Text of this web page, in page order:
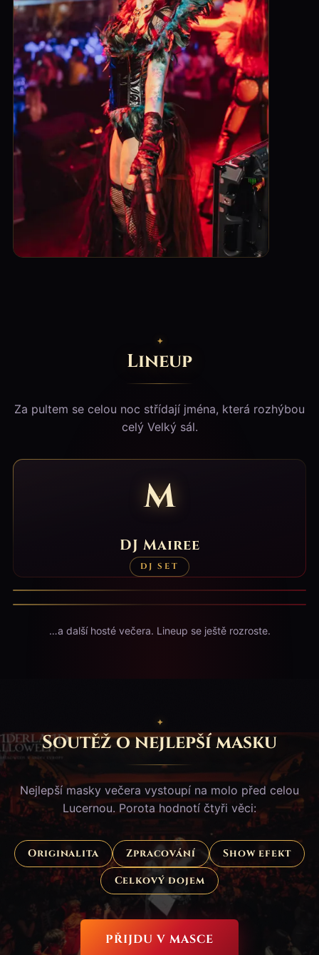
Lineup
Za pultem se celou noc střídají jména, která rozhýbou
celý Velký sál.
M
DJ Mairee
DJ SET
Mike Frost
DJ SET
Jarakuda DJs
DJ SET · 30+ LET ZKUŠENOSTÍ
…a další hosté večera. Lineup se ještě rozroste.
Soutěž o nejlepší masku
Nejlepší masky večera vystoupí na molo před celou
Lucernou. Porota hodnotí čtyři věci:
Originalita Zpracování Show efekt
Celkový dojem
PŘIJDU V MASCE